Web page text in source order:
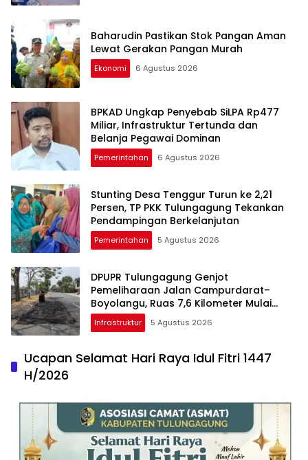
Baharudin Pastikan Stok Pangan Aman
Lewat Gerakan Pangan Murah
Ekonomi 6 Agustus 2026
BPKAD Ungkap Penyebab SiLPA Rp477
Miliar, Infrastruktur Tertunda dan
Belanja Pegawai Dominan
Pemerintahan 6 Agustus 2026
Stunting Desa Tenggur Turun ke 2,21
Persen, TP PKK Tulungagung Tekankan
Pendampingan Berkelanjutan
Pemerintahan 5 Agustus 2026
DPUPR Tulungagung Genjot
Pemeliharaan Jalan Campurdarat–
Boyolangu, Ruas 7,6 Kilometer Mulai
Diperbaiki
Infrastruktur 5 Agustus 2026
Ucapan Selamat Hari Raya Idul Fitri 1447
H/2026